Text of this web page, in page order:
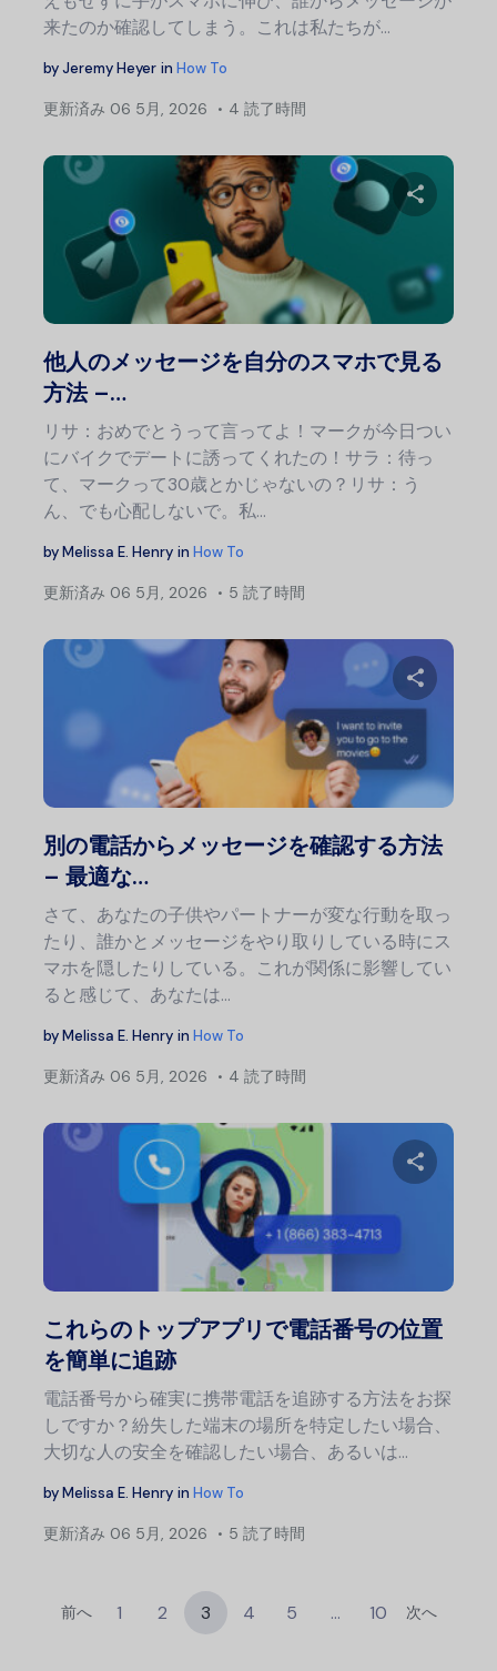
来たのか確認してしまう。これは私たちが…
byJeremy Heyer in How To
更新済み 06 5月, 2026 4 読了時間
他人のメッセージを自分のスマホで見る
方法 –…
リサ：おめでとうって言ってよ！マークが今日つい
にバイクでデートに誘ってくれたの！サラ：待っ
て、マークって30歳とかじゃないの？リサ：う
ん、でも心配しないで。私…
byMelissa E. Henry in How To
更新済み 06 5月, 2026 5 読了時間
別の電話からメッセージを確認する方法
– 最適な…
さて、あなたの子供やパートナーが変な行動を取っ
たり、誰かとメッセージをやり取りしている時にス
マホを隠したりしている。これが関係に影響してい
ると感じて、あなたは…
byMelissa E. Henry in How To
更新済み 06 5月, 2026 4 読了時間
これらのトップアプリで電話番号の位置
を簡単に追跡
電話番号から確実に携帯電話を追跡する方法をお探
しですか？紛失した端末の場所を特定したい場合、
大切な人の安全を確認したい場合、あるいは…
byMelissa E. Henry in How To
更新済み 06 5月, 2026 5 読了時間
投
ー
前へ 1 2 3 4 5 … 10 次へ